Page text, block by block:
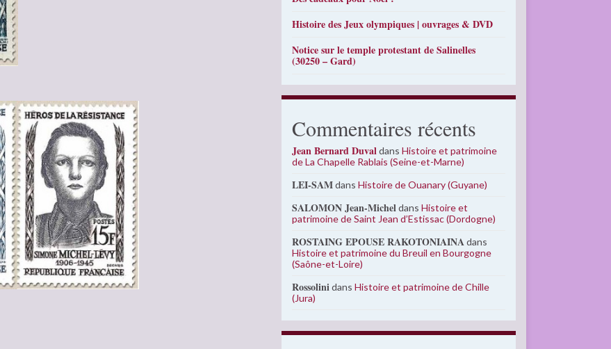
Histoire des Jeux olympiques | ouvrages & DVD
Notice sur le temple protestant de Salinelles
(30250 – Gard)
Commentaires récents
Jean Bernard DuvaldansHistoire et patrimoine
de La Chapelle Rablais (Seine-et-Marne)
LEI-SAMdansHistoire de Ouanary (Guyane)
SALOMON Jean-MicheldansHistoire et
patrimoine de Saint Jean d’Estissac (Dordogne)
ROSTAING EPOUSE RAKOTONIAINAdans
Histoire et patrimoine du Breuil en Bourgogne
(Saône-et-Loire)
RossolinidansHistoire et patrimoine de Chille
(Jura)